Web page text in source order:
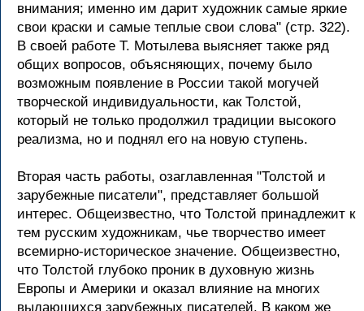
внимания; именно им дарит художник самые яркие
свои краски и самые теплые свои слова" (стр. 322).
В своей работе Т. Мотылева выясняет также ряд
общих вопросов, объясняющих, почему было
возможным появление в России такой могучей
творческой индивидуальности, как Толстой,
который не только продолжил традиции высокого
реализма, но и поднял его на новую ступень.
Вторая часть работы, озаглавленная "Толстой и
зарубежные писатели", представляет большой
интерес. Общеизвестно, что Толстой принадлежит к
тем русским художникам, чье творчество имеет
всемирно-историческое значение. Общеизвестно,
что Толстой глубоко проник в духовную жизнь
Европы и Америки и оказал влияние на многих
выдающихся зарубежных писателей. В каком же